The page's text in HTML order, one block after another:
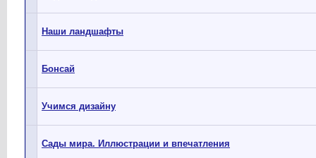
Наши ландшафты
Бонсай
Учимся дизайну
Сады мира. Иллюстрации и впечатления